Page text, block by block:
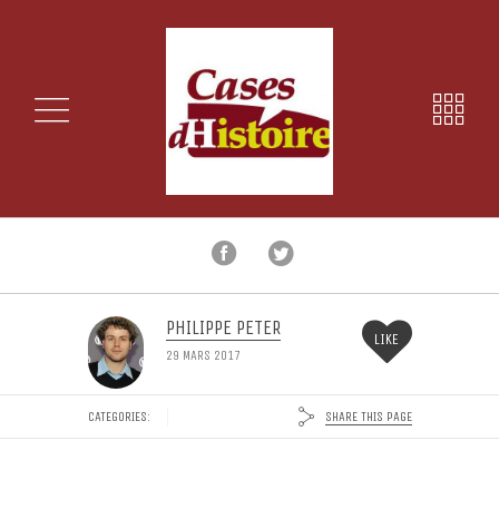
PHILIPPE PETER
29 MARS 2017
LIKE
CATEGORIES: SHARE THIS PAGE